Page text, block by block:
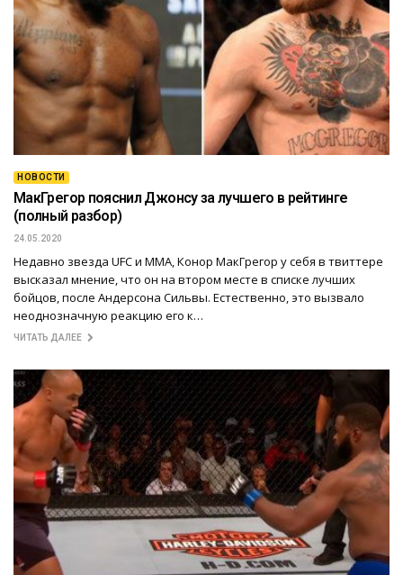
НОВОСТИ
МакГрегор пояснил Джонсу за лучшего в рейтинге
(полный разбор)
24.05.2020
Недавно звезда UFC и ММА, Конор МакГрегор у себя в твиттере
высказал мнение, что он на втором месте в списке лучших
бойцов, после Андерсона Сильвы. Естественно, это вызвало
неоднозначную реакцию его к…
ЧИТАТЬ ДАЛЕЕ